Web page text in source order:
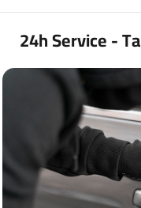
24h Service -